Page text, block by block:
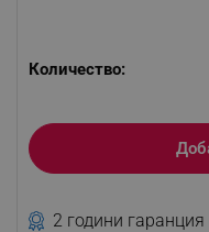
Количество:
2 години гаранция